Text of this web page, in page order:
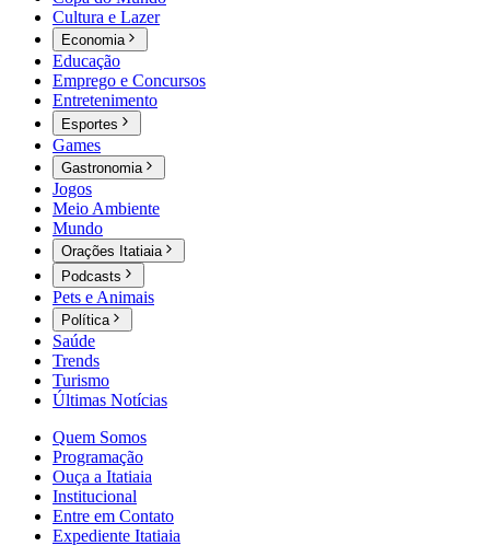
Cultura e Lazer
Economia
Educação
Emprego e Concursos
Entretenimento
Esportes
Games
Gastronomia
Jogos
Meio Ambiente
Mundo
Orações Itatiaia
Podcasts
Pets e Animais
Política
Saúde
Trends
Turismo
Últimas Notícias
Quem Somos
Programação
Ouça a Itatiaia
Institucional
Entre em Contato
Expediente Itatiaia